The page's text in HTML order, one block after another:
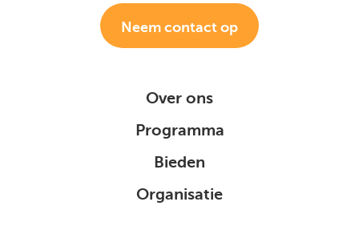
Neem contact op
Over ons
Programma
Bieden
Organisatie